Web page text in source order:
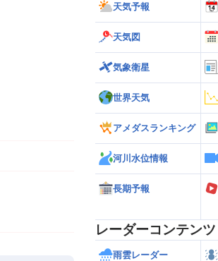
天気予報
天気図
気象衛星
世界天気
アメダスランキング
河川水位情報
長期予報
レーダーコンテンツ
雨雲レーダー